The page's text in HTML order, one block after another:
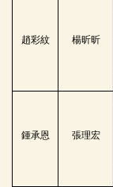
趙彩紋 楊昕昕
鍾承恩 張理宏